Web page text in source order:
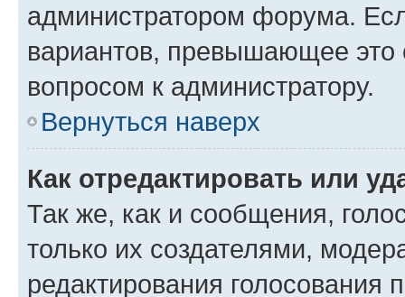
администратором форума.
вариантов, превышающее это
вопросом к администратору.
Вернуться наверх
Как отредактировать или
Так же, как и сообщения,
только их создателями,
редактирования голосования